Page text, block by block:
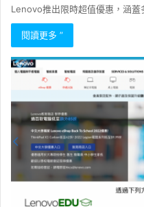
Lenovo推出限時超值優惠，涵
閱讀更多 ”